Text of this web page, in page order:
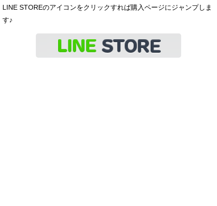
LINE STOREのアイコンをクリックすれば購入ページにジャンプしま
す♪